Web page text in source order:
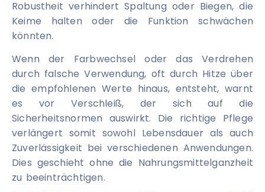
Robustheit verhindert Spaltung oder Biegen, die
Keime halten oder die Funktion schwächen
könnten.
Wenn der Farbwechsel oder das Verdrehen
durch falsche Verwendung, oft durch Hitze über
die empfohlenen Werte hinaus, entsteht, warnt
es vor Verschleiß, der sich auf die
Sicherheitsnormen auswirkt. Die richtige Pflege
verlängert somit sowohl Lebensdauer als auch
Zuverlässigkeit bei verschiedenen Anwendungen.
Dies geschieht ohne die Nahrungsmittelganzheit
zu beeinträchtigen.